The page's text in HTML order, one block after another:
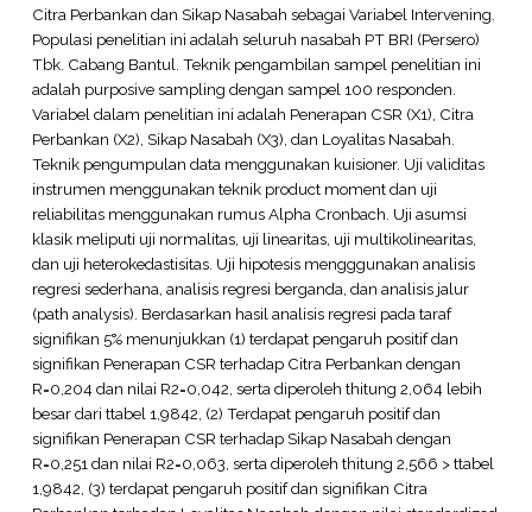
Citra Perbankan dan Sikap Nasabah sebagai Variabel Intervening.
Populasi penelitian ini adalah seluruh nasabah PT BRI (Persero)
Tbk. Cabang Bantul. Teknik pengambilan sampel penelitian ini
adalah purposive sampling dengan sampel 100 responden.
Variabel dalam penelitian ini adalah Penerapan CSR (X1), Citra
Perbankan (X2), Sikap Nasabah (X3), dan Loyalitas Nasabah.
Teknik pengumpulan data menggunakan kuisioner. Uji validitas
instrumen menggunakan teknik product moment dan uji
reliabilitas menggunakan rumus Alpha Cronbach. Uji asumsi
klasik meliputi uji normalitas, uji linearitas, uji multikolinearitas,
dan uji heterokedastisitas. Uji hipotesis mengggunakan analisis
regresi sederhana, analisis regresi berganda, dan analisis jalur
(path analysis). Berdasarkan hasil analisis regresi pada taraf
signifikan 5% menunjukkan (1) terdapat pengaruh positif dan
signifikan Penerapan CSR terhadap Citra Perbankan dengan
R=0,204 dan nilai R2=0,042, serta diperoleh thitung 2,064 lebih
besar dari ttabel 1,9842, (2) Terdapat pengaruh positif dan
signifikan Penerapan CSR terhadap Sikap Nasabah dengan
R=0,251 dan nilai R2=0,063, serta diperoleh thitung 2,566 > ttabel
1,9842, (3) terdapat pengaruh positif dan signifikan Citra